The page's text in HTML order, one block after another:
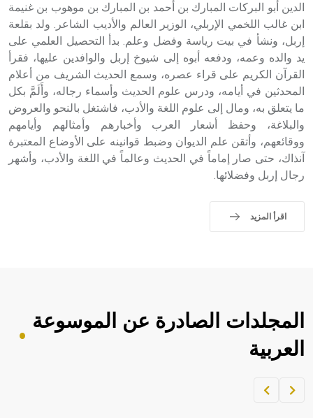
الدين أبو البركات المبارك بن أحمد بن المبارك بن موهوب بن غنيمة
ابن غالب اللخمي الإربلي، الوزير العالم والأديب الشاعر. ولد بقلعة
إربل، ونشأ في بيت رياسة وفضل وعلم. بدأ التحصيل العلمي على
يد والده وعمه، ودفعه أبوه إلى شيوخ إربل والوافدين عليها، فقرأ
القرآن الكريم على قراء عصره، وسمع الحديث الشريف من أعلام
المحدثين في أيامه، ودرس علوم الحديث وأسماء رجاله، وأَلَمَّ بكل
ما يتعلق به، ومال إلى علوم اللغة والأدب، فاشتغل بالنحو والعروض
والبلاغة، وحفظ أشعار العرب وأخبارهم وأمثالهم وأيامهم
ووقائعهم، وأتقن علم الديوان وضبط قوانينه على الأوضاع المعتبرة
آنذاك، حتى صار إماماً في الحديث وعالماً في اللغة والأدب، وأشهر
رجال إربل وفضلائها.
اقرأ المزيد
المجلدات الصادرة عن الموسوعة
العربية